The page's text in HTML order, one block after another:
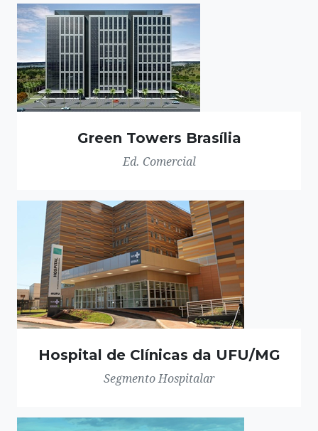
Green Towers Brasília
Ed. Comercial
Hospital de Clínicas da UFU/MG
Segmento Hospitalar